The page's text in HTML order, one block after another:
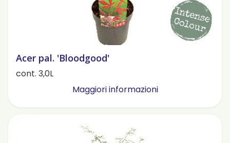
Acer pal. 'Bloodgood'
cont. 3,0L
Maggiori informazioni